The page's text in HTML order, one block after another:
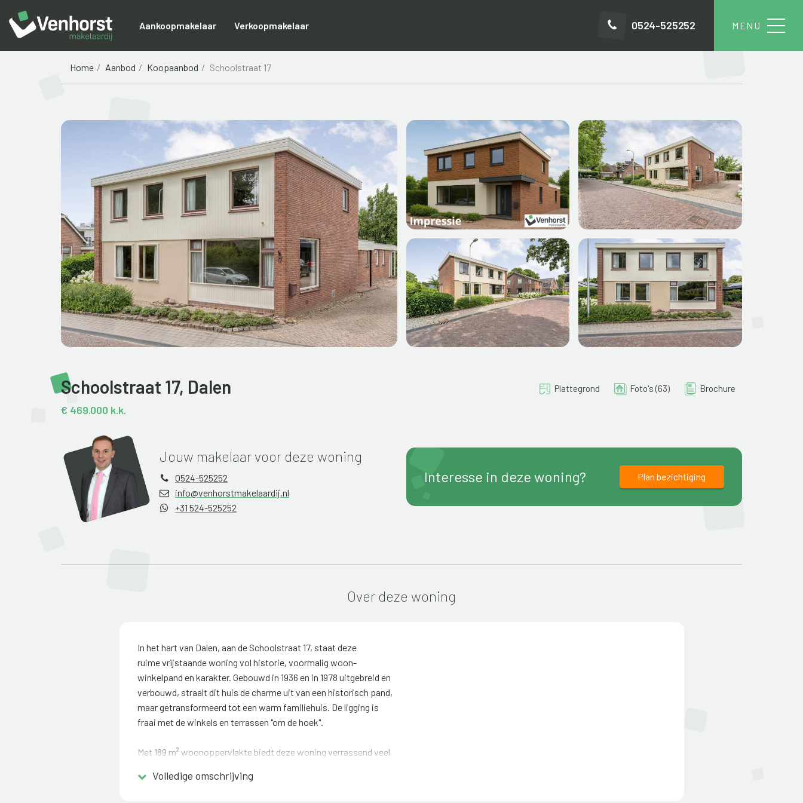
0524-525252
Aankoopmakelaar Verkoopmakelaar
Home Aanbod Koopaanbod Schoolstraat 17
Schoolstraat 17, Dalen
€ 469.000 k.k.
Plattegrond Foto's (63) Brochure
Jouw makelaar voor deze woning
0524-525252
info@venhorstmakelaardij.nl
+31 524-525252
Interesse in deze woning? Plan bezichtiging
Over deze woning
In het hart van Dalen, aan de Schoolstraat 17, staat deze
ruime vrijstaande woning vol historie, voormalig woon-
winkelpand en karakter. Gebouwd in 1936 en in 1978 uitgebreid en
verbouwd, straalt dit huis de charme uit van een historisch pand,
maar getransformeerd tot een warm familiehuis. De ligging is
fraai met de winkels en terrassen "om de hoek".
Met 189 m² woonoppervlakte biedt deze woning verrassend veel
de begane grond, garage en een carport, allemaal gelegen op een
Volledige omschrijving